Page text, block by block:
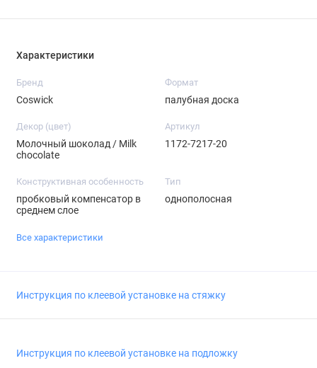
Характеристики
Бренд
Coswick
Формат
палубная доска
Декор (цвет)
Молочный шоколад / Milk
chocolate
Артикул
1172-7217-20
Конструктивная особенность
пробковый компенсатор в
среднем слое
Тип
однополосная
Все характеристики
Инструкция по клеевой установке на стяжку
Инструкция по клеевой установке на подложку